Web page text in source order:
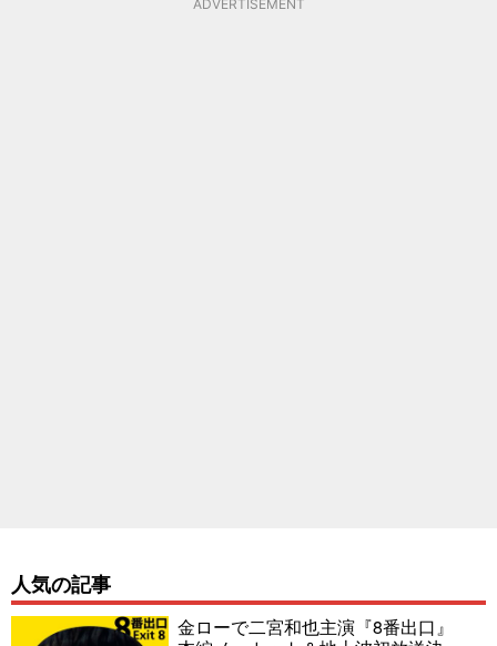
ADVERTISEMENT
人気の記事
金ローで二宮和也主演『8番出口』